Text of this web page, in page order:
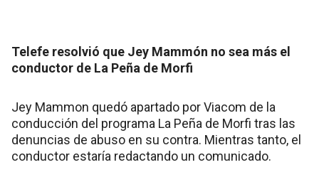
Telefe resolvió que Jey Mammón no sea más el
conductor de La Peña de Morfi
Jey Mammon quedó apartado por Viacom de la
conducción del programa La Peña de Morfi tras las
denuncias de abuso en su contra. Mientras tanto, el
conductor estaría redactando un comunicado.